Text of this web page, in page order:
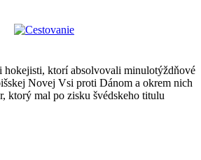
hokejisti, ktorí absolvovali minulotýždňové
Novej Vsi proti Dánom a okrem nich
ktorý mal po zisku švédskeho titulu